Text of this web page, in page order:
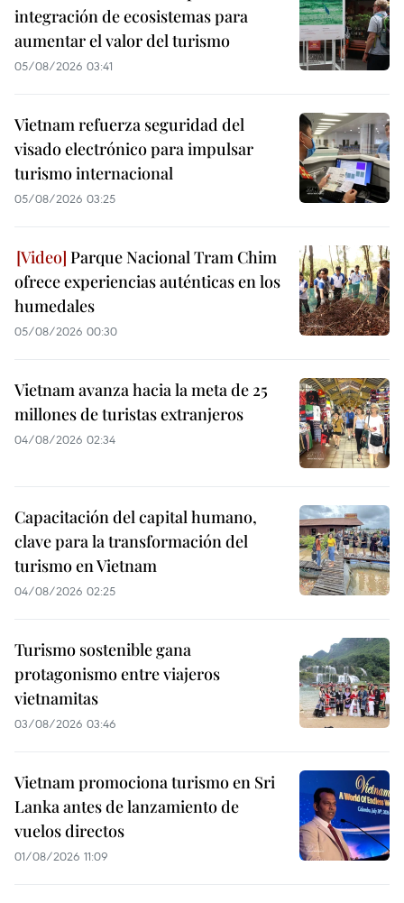
integración de ecosistemas para
aumentar el valor del turismo
05/08/2026 03:41
Vietnam refuerza seguridad del
visado electrónico para impulsar
turismo internacional
05/08/2026 03:25
Parque Nacional Tram Chim
ofrece experiencias auténticas en los
humedales
05/08/2026 00:30
Vietnam avanza hacia la meta de 25
millones de turistas extranjeros
04/08/2026 02:34
Capacitación del capital humano,
clave para la transformación del
turismo en Vietnam
04/08/2026 02:25
Turismo sostenible gana
protagonismo entre viajeros
vietnamitas
03/08/2026 03:46
Vietnam promociona turismo en Sri
Lanka antes de lanzamiento de
vuelos directos
01/08/2026 11:09